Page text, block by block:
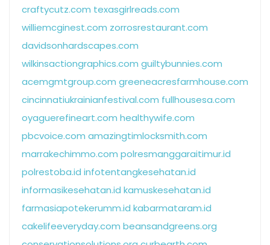
craftycutz.com texasgirlreads.com
williemcginest.com zorrosrestaurant.com
davidsonhardscapes.com
wilkinsactiongraphics.com guiltybunnies.com
acemgmtgroup.com greeneacresfarmhouse.com
cincinnatiukrainianfestival.com fullhousesa.com
oyaguerefineart.com healthywife.com
pbcvoice.com amazingtimlocksmith.com
marrakechimmo.com polresmanggaraitimur.id
polrestoba.id infotentangkesehatan.id
informasikesehatan.id kamuskesehatan.id
farmasiapotekerumm.id kabarmataram.id
cakelifeeveryday.com beansandgreens.org